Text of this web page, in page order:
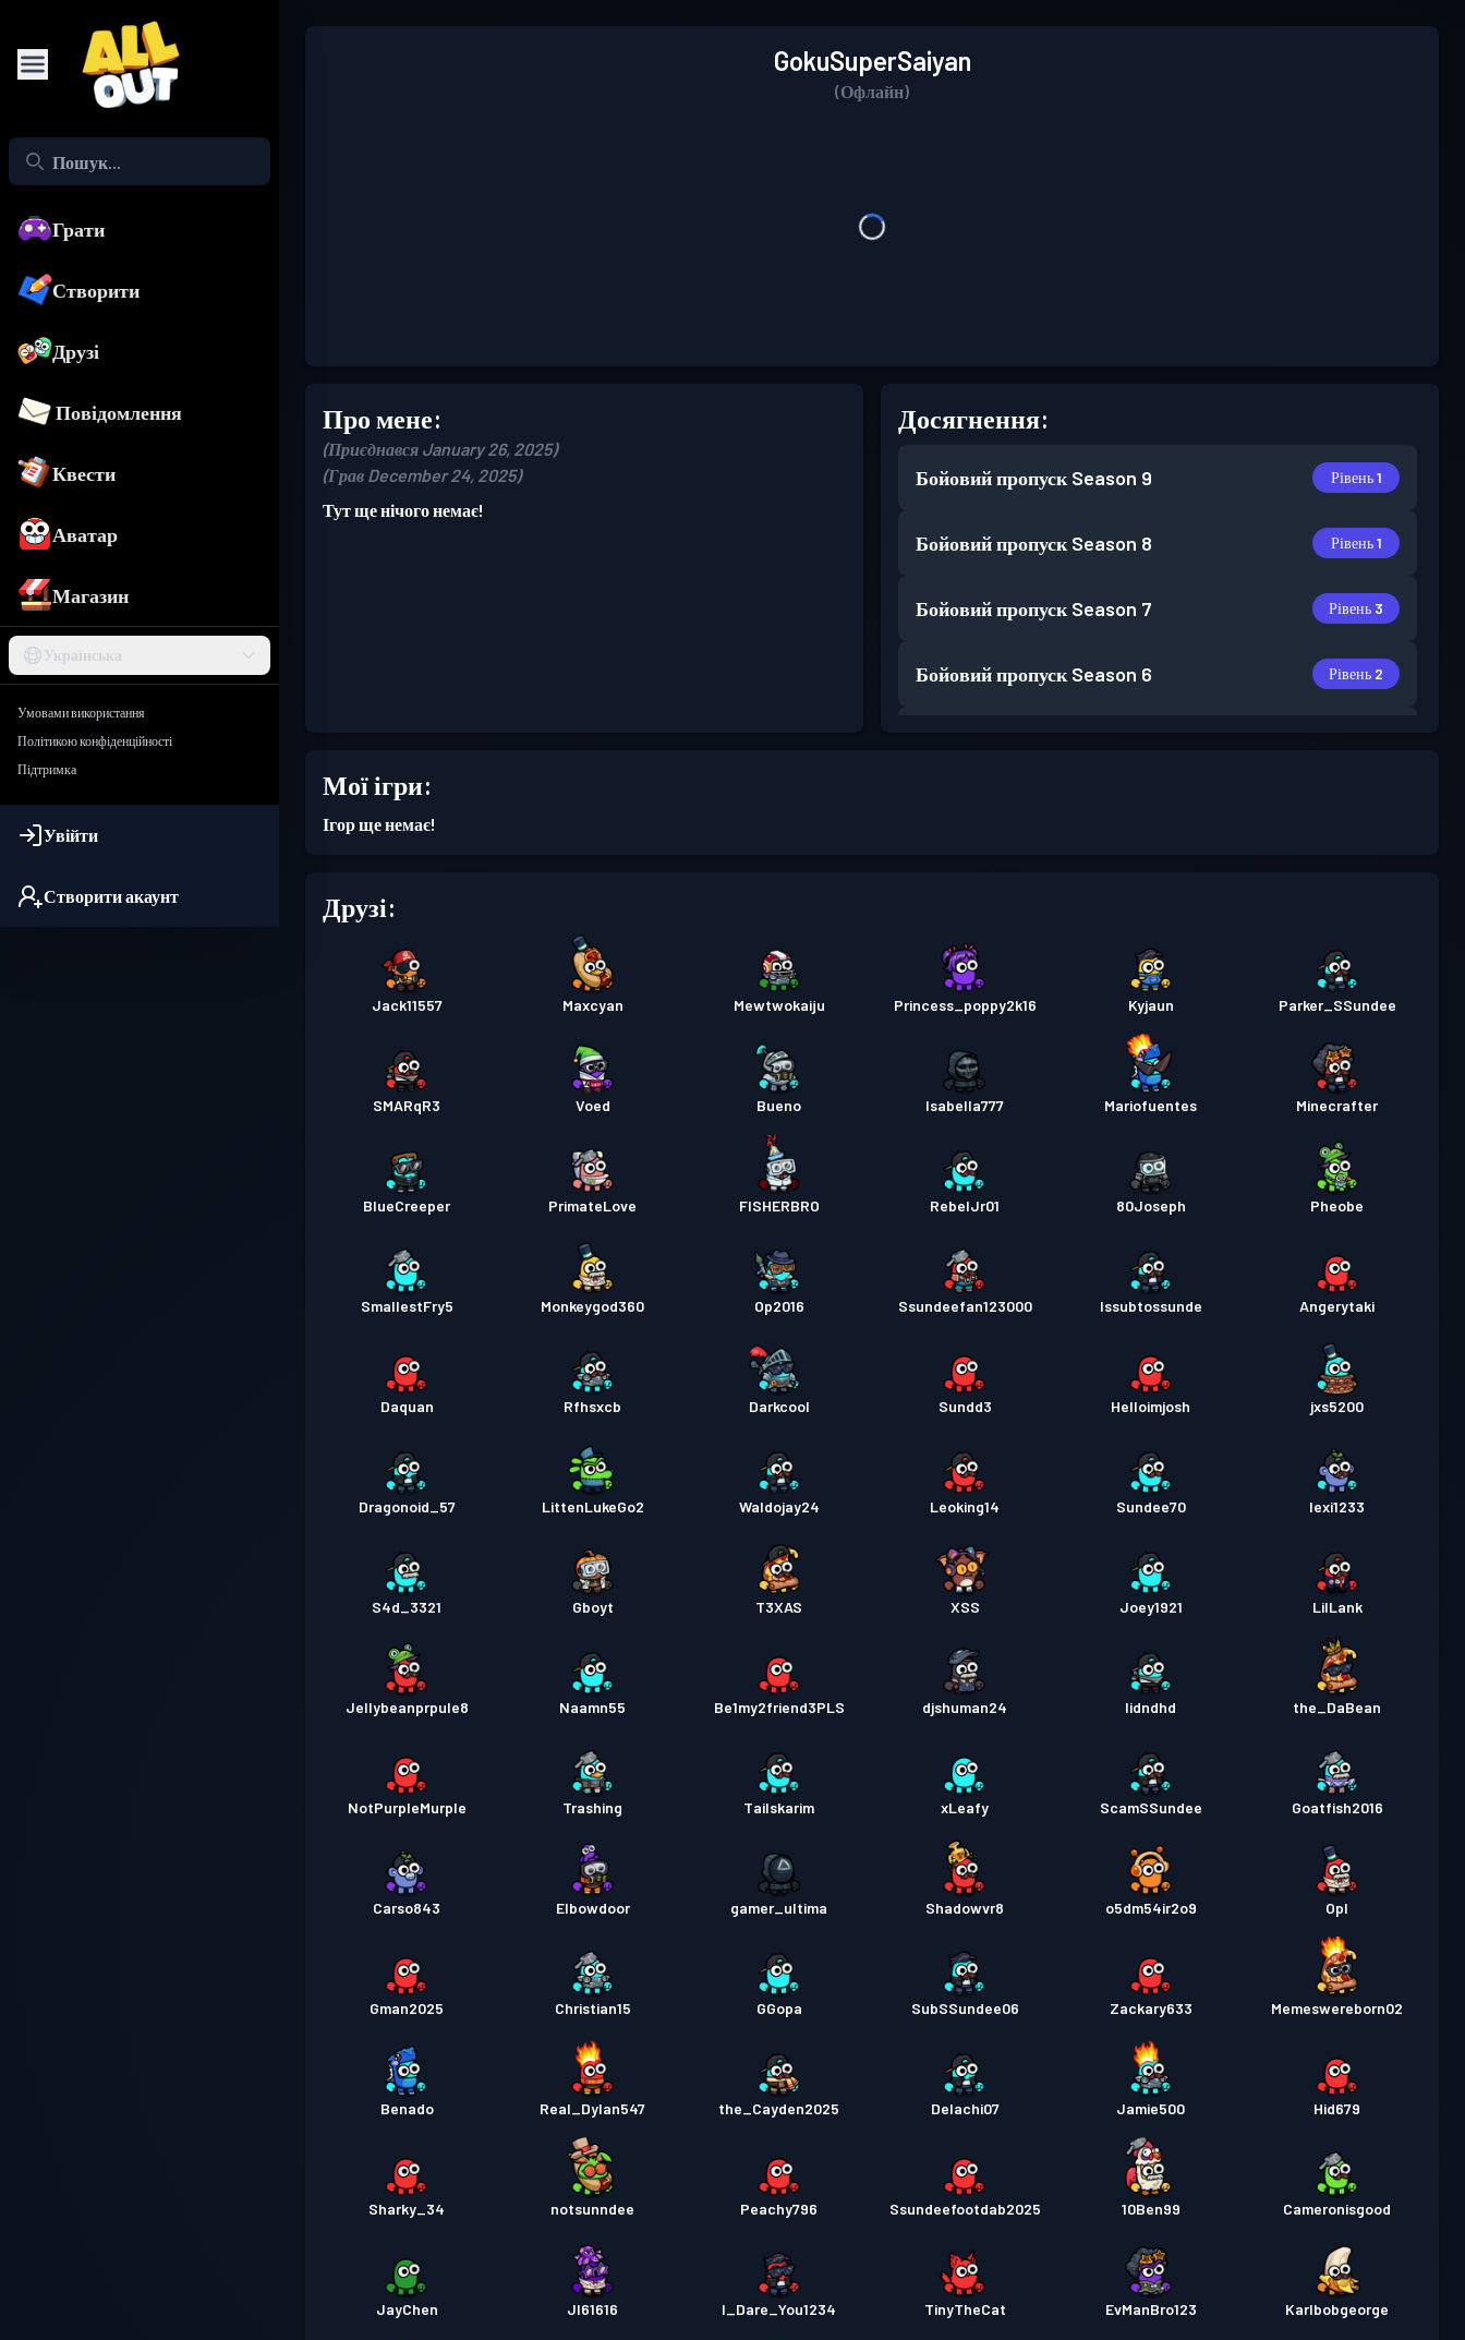
Грати
Створити
Друзі
Повідомлення
Квести
Аватар
Магазин
Українська
Умовами використання
Політикою конфіденційності
Підтримка
Увійти
Створити акаунт
GokuSuperSaiyan
(Офлайн)
Про мене:
(Приєднався January 26, 2025)
(Грав December 24, 2025)
Тут ще нічого немає!
Досягнення:
Бойовий пропуск Season 9 Рівень 1
Бойовий пропуск Season 8 Рівень 1
Бойовий пропуск Season 7 Рівень 3
Бойовий пропуск Season 6 Рівень 2
Бойовий пропуск Season 2 Рівень 9
Мої ігри:
Ігор ще немає!
Друзі:
Jack11557 Maxcyan Mewtwokaiju Princess_poppy2k16 Kyjaun Parker_SSundee
SMARqR3 Voed Bueno Isabella777 Mariofuentes Minecrafter
BlueCreeper PrimateLove FISHERBRO RebelJr01 80Joseph Pheobe
SmallestFry5 Monkeygod360 Op2016 Ssundeefan123000 Issubtossunde Angerytaki
Daquan Rfhsxcb Darkcool Sundd3 Helloimjosh jxs5200
Dragonoid_57 LittenLukeGo2 Waldojay24 Leoking14 Sundee70 lexi1233
S4d_3321 Gboyt T3XAS XSS Joey1921 LilLank
Jellybeanprpule8 Naamn55 Be1my2friend3PLS djshuman24 Iidndhd the_DaBean
NotPurpleMurple Trashing Tailskarim xLeafy ScamSSundee Goatfish2016
Carso843 Elbowdoor gamer_ultima Shadowvr8 o5dm54ir2o9 Opl
Gman2025 Christian15 GGopa SubSSundee06 Zackary633 Memeswereborn02
Benado Real_Dylan547 the_Cayden2025 Delachi07 Jamie500 Hid679
Sharky_34 notsunndee Peachy796 Ssundeefootdab2025 10Ben99 Cameronisgood
JayChen Jl61616 I_Dare_You1234 TinyTheCat EvManBro123 Karlbobgeorge